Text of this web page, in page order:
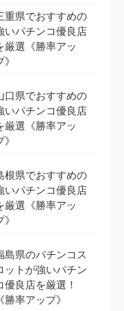
重県でおすすめの
いパチンコ優良店
厳選《勝率アッ
》
口県でおすすめの
いパチンコ優良店
厳選《勝率アッ
》
根県でおすすめの
いパチンコ優良店
厳選《勝率アッ
》
島県のパチンコス
ットが強いパチン
優良店を厳選！
《勝率アップ》